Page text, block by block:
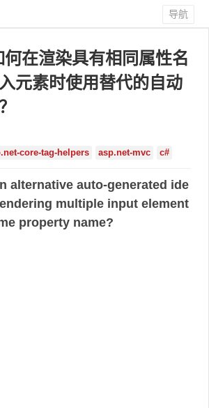
导航
在渲染具有相同属性名
元素时使用替代的自动
core-tag-helpers asp.net-mvc c#
alternative auto-generated ide
multiple input element
property name?